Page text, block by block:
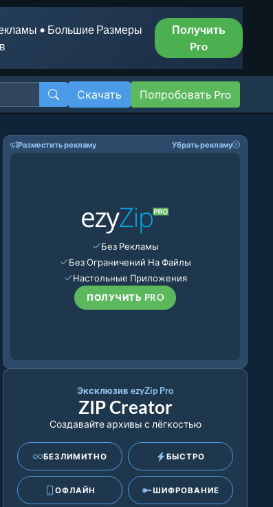
• Большие Размеры
Получить
Pro
Скачать Попробовать Pro
Разместить рекламу Убрать рекламу
Без Рекламы
Без Ограничений На Файлы
Настольные Приложения
ПОЛУЧИТЬ PRO
Эксклюзив ezyZip Pro
ZIP Creator
Создавайте архивы с лёгкостью
БЕЗЛИМИТНО БЫСТРО
ОФЛАЙН ШИФРОВАНИЕ